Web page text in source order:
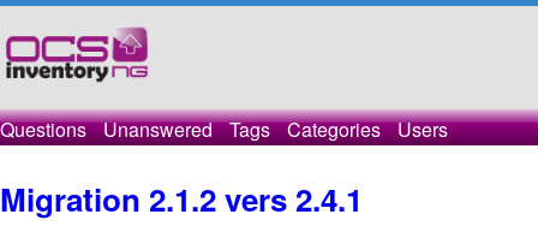
Questions Unanswered Tags Categories Users
Migration 2.1.2 vers 2.4.1